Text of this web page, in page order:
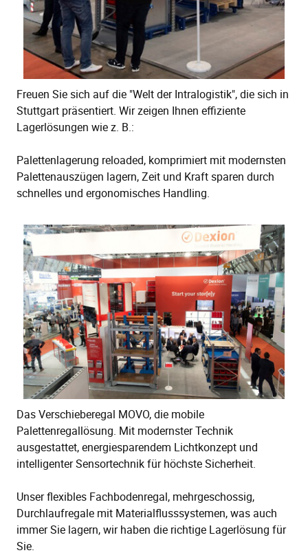
Freuen Sie sich auf die "Welt der Intralogistik", die sich in
Stuttgart präsentiert. Wir zeigen Ihnen effiziente
Lagerlösungen wie z. B.:
Palettenlagerung reloaded, komprimiert mit modernsten
Palettenauszügen lagern, Zeit und Kraft sparen durch
schnelles und ergonomisches Handling.
Das Verschieberegal MOVO, die mobile
Palettenregallösung. Mit modernster Technik
ausgestattet, energiesparendem Lichtkonzept und
intelligenter Sensortechnik für höchste Sicherheit.
Unser flexibles Fachbodenregal, mehrgeschossig,
Durchlaufregale mit Materialflusssystemen, was auch
immer Sie lagern, wir haben die richtige Lagerlösung für
Sie.